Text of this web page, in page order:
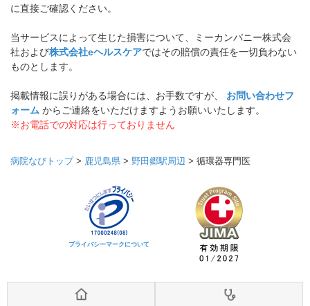
に直接ご確認ください。
当サービスによって生じた損害について、ミーカンパニー株式会
社および株式会社eヘルスケアではその賠償の責任を一切負わない
ものとします。
掲載情報に誤りがある場合には、お手数ですが、 お問い合わせフ
ォーム からご連絡をいただけますようお願いいたします。
※お電話での対応は行っておりません
病院なびトップ> 鹿児島県 > 野田郷駅周辺 > 循環器専門医
プライバシーマークについて